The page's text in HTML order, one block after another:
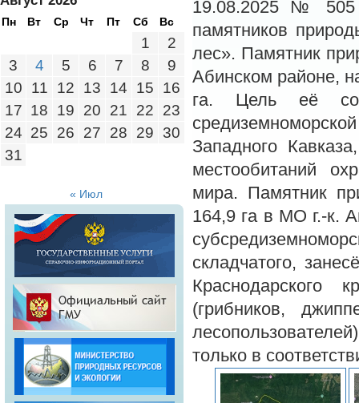
19.08.2025 № 505
памятников
лес». Памятник
Абинском районе,
га. Цель её
Западного
местообитаний
мира. Памятник
164,9 га в МО г.-к.
складчатого,
Краснодарского
(грибников,
только в
Пн Вт Ср Чт Пт Сб Вс
1
2
3
4 5 6 7 8
9
10
11 12 13 14 15
16
17 18 19 20 21 22
23
24 25 26 27 28 29
30
31
« Июл